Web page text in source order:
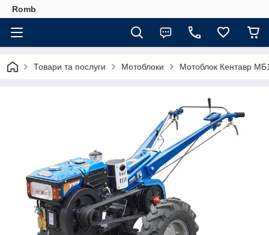
Romb
Товари та послуги Мотоблоки Мотоблок Кентавр